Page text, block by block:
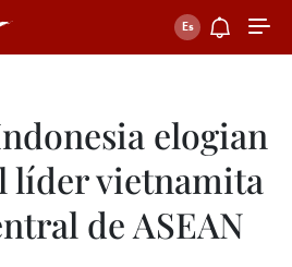
elogian
líder vietnamita
de ASEAN